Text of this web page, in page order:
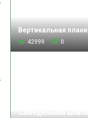
Вертикальная
42999 0